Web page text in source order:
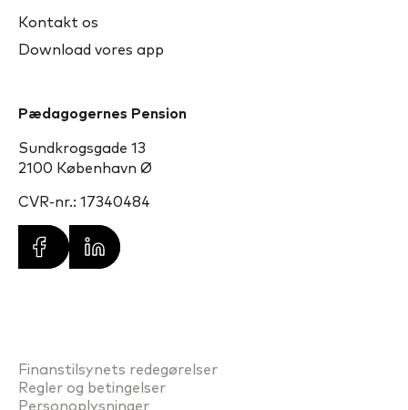
Kontakt os
Download vores app
Pædagogernes Pension
Sundkrogsgade 13
2100 København Ø
CVR-nr.: 17340484
Finanstilsynets redegørelser
Regler og betingelser
Personoplysninger